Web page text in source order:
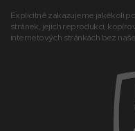
Explicitně zakazujeme jakékoli
stránek, jejich reprodukci,
internetových stránkách bez